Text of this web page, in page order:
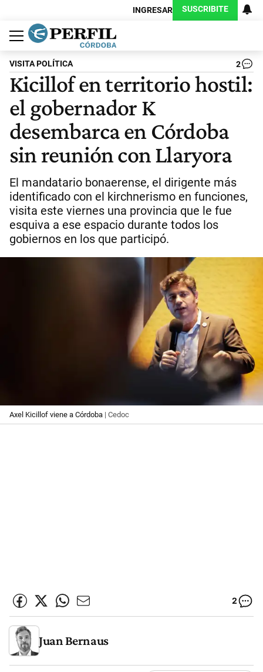
INGRESAR SUSCRIBITE
Política
Economía
Judiciales
Sociedad
Cultura
Espectáculos
Deportes
Protagonistas
VISITA POLÍTICA 2
Kicillof en territorio hostil:
el gobernador K
desembarca en Córdoba
sin reunión con Llaryora
El mandatario bonaerense, el dirigente más
identificado con el kirchnerismo en funciones,
visita este viernes una provincia que le fue
esquiva a ese espacio durante todos los
gobiernos en los que participó.
Axel Kicillof viene a Córdoba | Cedoc
2
Juan Bernaus